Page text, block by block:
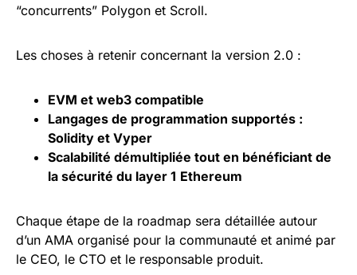
“concurrents” Polygon et Scroll.
Les choses à retenir concernant la version 2.0 :
EVM et web3 compatible
Langages de programmation supportés :
Solidity et Vyper
Scalabilité démultipliée tout en bénéficiant de
la sécurité du layer 1 Ethereum
Chaque étape de la roadmap sera détaillée autour
d’un AMA organisé pour la communauté et animé par
le CEO, le CTO et le responsable produit.